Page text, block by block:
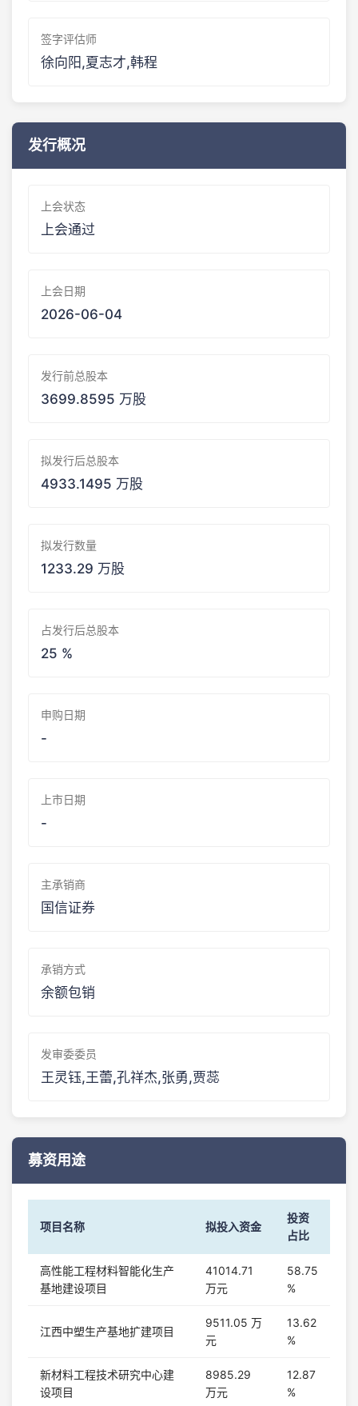
签字评估师
徐向阳,夏志才,韩程
发行概况
上会状态
上会通过
上会日期
2026-06-04
发行前总股本
3699.8595 万股
拟发行后总股本
4933.1495 万股
拟发行数量
1233.29 万股
占发行后总股本
25 %
申购日期
-
上市日期
-
主承销商
国信证券
承销方式
余额包销
发审委委员
王灵钰,王蕾,孔祥杰,张勇,贾蕊
募资用途
项目名称 拟投入资金
投资
占比
高性能工程材料智能化生产
基地建设项目
41014.71
万元
58.75
%
江西中塑生产基地扩建项目
9511.05 万
元
13.62
%
新材料工程技术研究中心建
设项目
8985.29
万元
12.87
%